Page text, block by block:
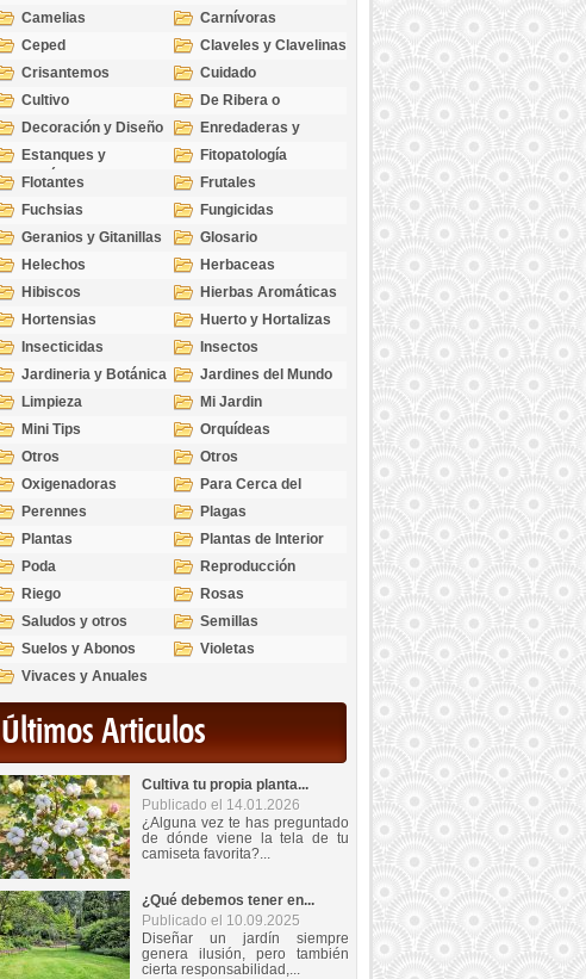
Camelias
Carnívoras
Ceped
Claveles y Clavelinas
Crisantemos
Cuidado
Cultivo
De Ribera o
Palustres
Decoración y Diseño
Enredaderas y
cubresuelos
Estanques y
Acuáticas
Fitopatología
Flotantes
Frutales
Fuchsias
Fungicidas
Geranios y Gitanillas
Glosario
Helechos
Herbaceas
Hibiscos
Hierbas Aromáticas
Hortensias
Huerto y Hortalizas
Insecticidas
Insectos
Jardineria y Botánica
Jardines del Mundo
Limpieza
Mi Jardin
Mini Tips
Orquídeas
Otros
Otros
Oxigenadoras
Para Cerca del
Estanque
Perennes
Plagas
Plantas
Plantas de Interior
Poda
Reproducción
Riego
Rosas
Saludos y otros
temas
Semillas
Suelos y Abonos
Violetas
Vivaces y Anuales
Últimos Articulos
Cultiva tu propia planta...
Publicado el 14.01.2026
¿Alguna vez te has preguntado
de dónde viene la tela de tu
camiseta favorita?...
¿Qué debemos tener en...
Publicado el 10.09.2025
Diseñar un jardín siempre
genera ilusión, pero también
cierta responsabilidad,...